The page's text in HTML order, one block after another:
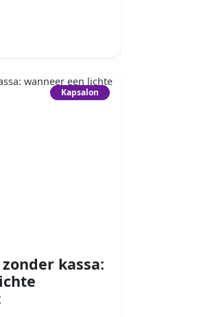
Kapsalon
kassa: